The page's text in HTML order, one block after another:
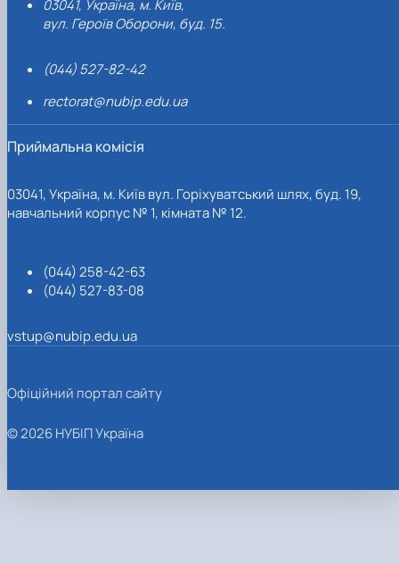
03041, Україна, м. Київ,
вул. Героїв Оборони, буд. 15.
(044) 527-82-42
rectorat@nubip.edu.ua
Приймальна комісія
03041, Україна, м. Київ вул. Горіхуватський шлях, буд. 19,
навчальний корпус № 1, кімната № 12.
(044) 258-42-63
(044) 527-83-08
vstup@nubip.edu.ua
Офіційний портал сайту
© 2026 НУБІП Україна